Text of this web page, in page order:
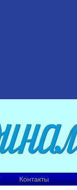
Контакты